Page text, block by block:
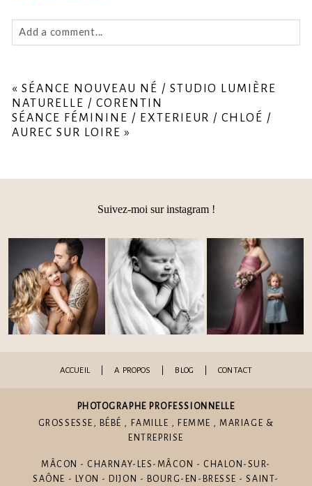
Add a comment...
are marked *
« SÉANCE NOUVEAU NÉ / STUDIO LUMIÈRE
NATURELLE / CORENTIN
SÉANCE FÉMININE / EXTERIEUR / CHLOÉ /
AUREC SUR LOIRE »
Suivez-moi sur instagram !
ACCUEIL A PROPOS BLOG CONTACT
PHOTOGRAPHE PROFESSIONNELLE
GROSSESSE , BÉBÉ , FAMILLE , FEMME , MARIAGE &
ENTREPRISE
MÂCON - CHARNAY-LES-MÂCON - CHALON-SUR-
SAÔNE - LYON - DIJON - BOURG-EN-BRESSE - SAINT-